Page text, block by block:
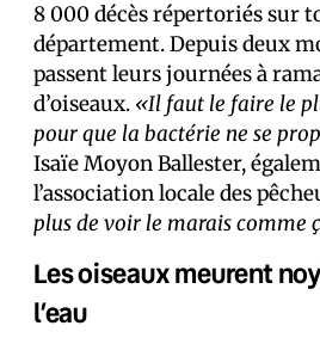
8 000 décès répertoriés sur
département. Depuis deux
passent leurs journées à
d’oiseaux. «Il faut le faire le
pour que la bactérie ne se
Isaïe Moyon Ballester,
l’association locale des
plus de voir le marais comme
Les oiseaux meurent
l’eau